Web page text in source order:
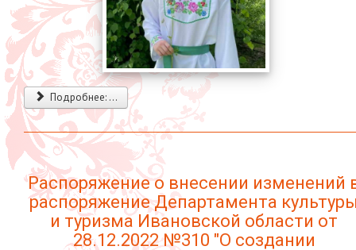
Подробнее: ...
Распоряжение о внесении изменений
распоряжение Департамента
и туризма Ивановской области от
28.12.2022 №310 "О создании